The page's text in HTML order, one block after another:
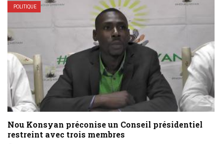
POLITIQUE
Nou Konsyan préconise un Conseil présidentiel
restreint avec trois membres